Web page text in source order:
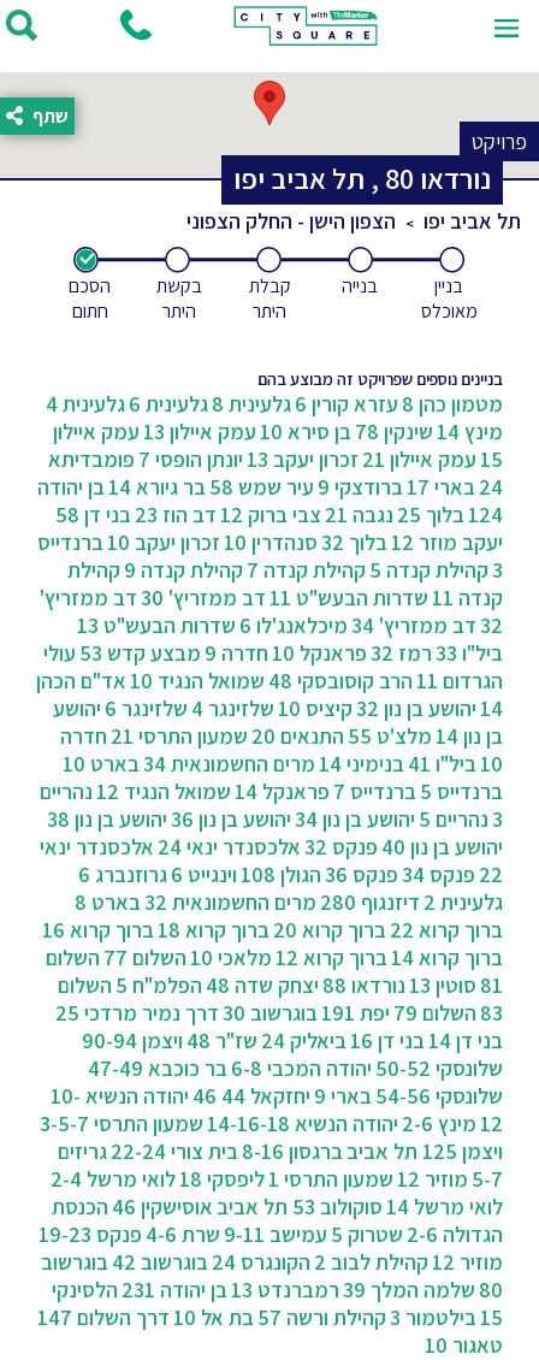
פרויקט
נורדאו 80
, תל אביב יפו
שתף
תל אביב יפו הצפון הישן - החלק הצפוני
בניין
מאוכלס
בנייה
קבלת
היתר
בקשת
היתר
הסכם
חתום
בניינים נוספים שפרויקט זה מבוצע בהם
מטמון כהן 8 עזרא קורין 6 גלעינית 8 גלעינית 6
גלעינית 4
מינץ 14
שינקין 78 בן סירא 10 עמק איילון 13
עמק איילון
15 עמק איילון 21 זכרון יעקב 13 יונתן הופסי 7
פומבדיתא
24בארי 17 ברודצקי 9 עיר שמש 58 בר גיורא 14
בן יהודה
124בלוך 25 נגבה 21 צבי ברוק 12 דב הוז 23
בני דן 58
יעקב מוזר 12
בלוך 32 סנהדרין 10 זכרון יעקב 10
ברנדייס
3קהילת קנדה 5 קהילת קנדה 7 קהילת קנדה 9
קהילת
קנדה 11
שדרות הבעש"ט 11 דב ממזריץ' 30
דב ממזריץ'
32דב ממזריץ' 34 מיכלאנג'לו 6
שדרות הבעש"ט 13
ביל"ו 33
רמז 32 פראנקל 10 חדרה 9 מבצע קדש 53
עולי
הגרדום 11
הרב קוסובסקי 48 שמואל הנגיד 10
אד"ם הכהן
14 יהושע בן נון 32 קיציס 10 שלזינגר 4 שלזינגר 6
יהושע
בן נון 14
מלצ'ט 55 התנאים 20 שמעון התרסי 21
חדרה
10ביל"ו 41 בנימיני 14 מרים החשמונאית 34
בארט 10
ברנדייס 5
ברנדייס 7 פראנקל 14 שמואל הנגיד 12
נהריים
3נהריים 5 יהושע בן נון 34 יהושע בן נון 36
יהושע בן נון 38
יהושע בן נון 40
פנקס 32 אלכסנדר ינאי 24
אלכסנדר ינאי
22 פנקס 34 פנקס 36 הגולן 108 וינגייט 6
גרוזנברג 6
גלעינית 2
דיזנגוף 280 מרים החשמונאית 32
בארט 8
ברוך קרוא 22
ברוך קרוא 20 ברוך קרוא 18
ברוך קרוא 16
ברוך קרוא 14
ברוך קרוא 12 מלאכי 10 השלום 77
השלום
81 סוטין 13 נורדאו 88 יצחק שדה 48 הפלמ"ח 5
השלום
83 השלום 79 יפת 191 בוגרשוב 30
‫דרך נמיר מרדכי 25
בני דן 14
בני דן 16 ביאליק 24 שז"ר 48
ויצמן 90-94
שלונסקי 50-52
יהודה המכבי 6-8
בר כוכבא 47-49
שלונסקי 54-56
בארי 9 יחזקאל 44 46
יהודה הנשיא 10-
12 מינץ 2-6 יהודה הנשיא 14-16-18
שמעון התרסי 3-5-7
ויצמן 125 תל אביב
ברגסון 8-16 בית צורי 22-24
גריזים
5-7 מוזיר 12 שמעון התרסי 1 ליפסקי 18
לואי מרשל 2-4
לואי מרשל 14
סוקולוב 53 תל אביב אוסישקין 46
הכנסת
הגדולה 2-6
שטרוק 5 עמישב 9-11 שרת 4-6
פנקס 19-23
מוזיר 12
קהילת לבוב 2 הקונגרס 24 בוגרשוב 42
בוגרשוב
80 שלמה המלך 39 רמברנדט 13 בן יהודה 231
הלסינקי
15בילטמור 3 קהילת ורשה 57 בת אל 10
דרך השלום 147
טאגור 10